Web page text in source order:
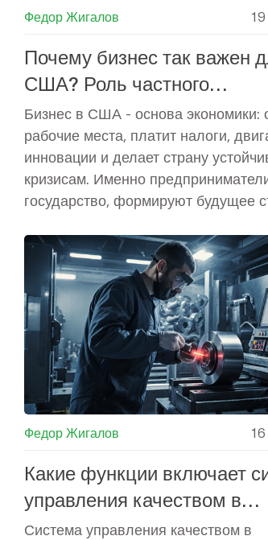
Федор Жигалов
Почему бизнес так важен
США? Роль частного
предпринимательства в
США
Бизнес в США - основа экономики:
рабочие места, платит налоги,
инновации и делает страну
кризисам. Именно
государство, формируют будущее
Федор Жигалов
Какие функции включает
управления качеством в
машиностроении
Система управления качеством в